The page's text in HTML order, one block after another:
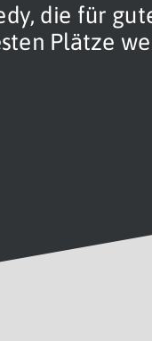
die für
Plätze